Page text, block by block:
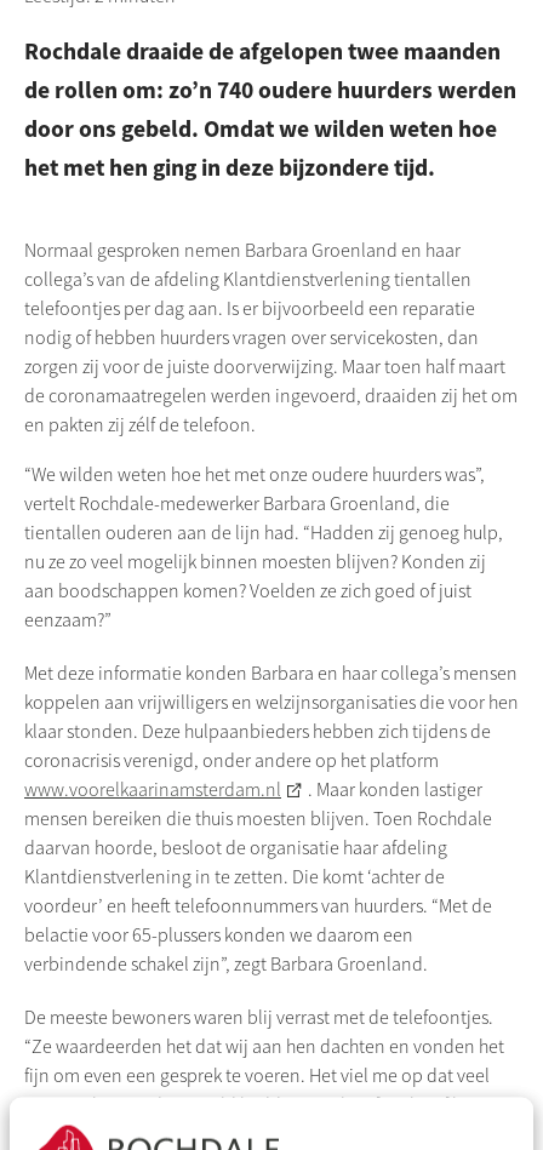
Rochdale draaide de afgelopen twee maanden
de rollen om: zo’n 740 oudere huurders werden
door ons gebeld. Omdat we wilden weten hoe
het met hen ging in deze bijzondere tijd.
Normaal gesproken nemen Barbara Groenland en haar
collega’s van de afdeling Klantdienstverlening tientallen
telefoontjes per dag aan. Is er bijvoorbeeld een reparatie
nodig of hebben huurders vragen over servicekosten, dan
zorgen zij voor de juiste doorverwijzing. Maar toen half maart
de coronamaatregelen werden ingevoerd, draaiden zij het om
en pakten zij zélf de telefoon.
“We wilden weten hoe het met onze oudere huurders was”,
vertelt Rochdale-medewerker Barbara Groenland, die
tientallen ouderen aan de lijn had. “Hadden zij genoeg hulp,
nu ze zo veel mogelijk binnen moesten blijven? Konden zij
aan boodschappen komen? Voelden ze zich goed of juist
eenzaam?”
Met deze informatie konden Barbara en haar collega’s mensen
koppelen aan vrijwilligers en welzijnsorganisaties die voor hen
klaar stonden. Deze hulpaanbieders hebben zich tijdens de
coronacrisis verenigd, onder andere op het platform
www.voorelkaarinamsterdam.nl
. Maar konden lastiger
mensen bereiken die thuis moesten blijven. Toen Rochdale
daarvan hoorde, besloot de organisatie haar afdeling
Klantdienstverlening in te zetten. Die komt ‘achter de
voordeur’ en heeft telefoonnummers van huurders. “Met de
belactie voor 65-plussers konden we daarom een
verbindende schakel zijn”, zegt Barbara Groenland.
De meeste bewoners waren blij verrast met de telefoontjes.
“Ze waardeerden het dat wij aan hen dachten en vonden het
fijn om even een gesprek te voeren. Het viel me op dat veel
mensen het goed geregeld hadden met hun familie of buurt.
Ze accepteerden de situatie, ook al was het soms wel